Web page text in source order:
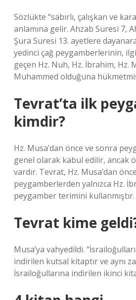
Sözlükte “sabırlı, çalışkan ve
anlamına gelir. Ahzab Suresi 7,
Şura Suresi 13. ayetlere
yedinci çağ peygamberlerinin,
geçen Hz. Nuh, Hz. İbrahim, Hz.
Muhammed olduğuna
Tevrat’ta ilk
kimdir?
Hz. Musa’dan önce ve sonra
genel olarak kabul edilir, ancak
vardır. Tevrat, Hz. Musa’dan
peygamberlerden yalnızca Hz.
peygamber terimini kullanmıştır.
Tevrat kime
Musa’ya vahyedildi.
indirilen kutsal kitaptır ve aynı
İsrailoğullarına indirilen ikinci